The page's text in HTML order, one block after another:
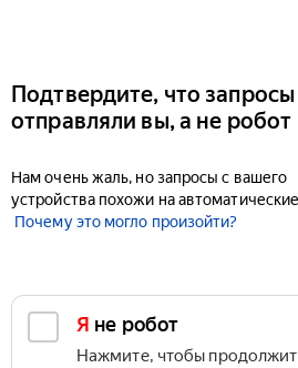
Подтвердите, что запросы
отправляли вы, а не робот
Нам очень жаль, но запросы с вашего
устройства похожи на
Почему это могло произойти?
Я не робот
Нажмите, чтобы